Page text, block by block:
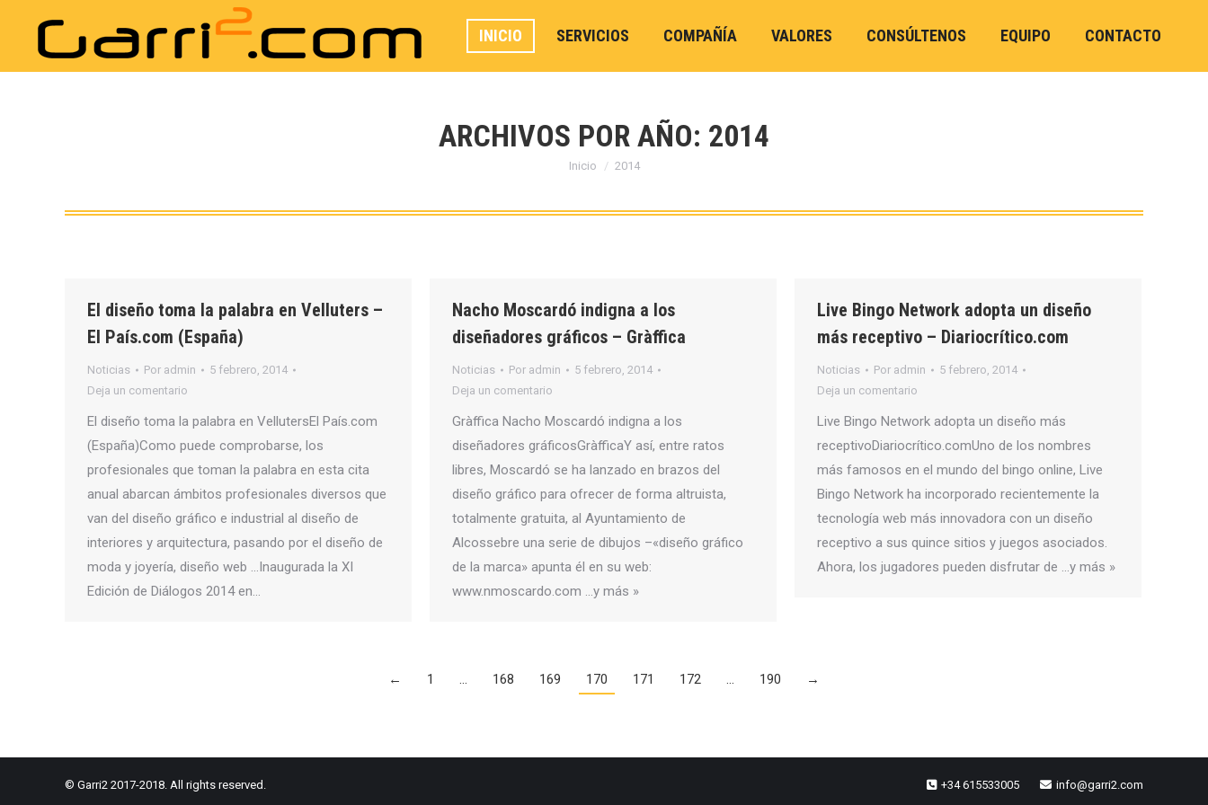
INICIO SERVICIOS COMPAÑÍA VALORES CONSÚLTENOS EQUIPO CONTACTO
ARCHIVOS POR AÑO: 2014
Estás aquí:
Inicio 2014
El diseño toma la palabra en Velluters –
El País.com (España)
Noticias Por admin
5 febrero, 2014
Deja un comentario
El diseño toma la palabra en VellutersEl País.com
(España)Como puede comprobarse, los
profesionales que toman la palabra en esta cita
anual abarcan ámbitos profesionales diversos que
van del diseño gráfico e industrial al diseño de
interiores y arquitectura, pasando por el diseño de
moda y joyería, diseño web …Inaugurada la XI
Edición de Diálogos 2014 en…
Nacho Moscardó indigna a los
diseñadores gráficos – Gràffica
Noticias Por admin
5 febrero, 2014
Deja un comentario
Gràffica Nacho Moscardó indigna a los
diseñadores gráficosGràfficaY así, entre ratos
libres, Moscardó se ha lanzado en brazos del
diseño gráfico para ofrecer de forma altruista,
totalmente gratuita, al Ayuntamiento de
Alcossebre una serie de dibujos –«diseño gráfico
de la marca» apunta él en su web:
www.nmoscardo.com …y más »
Live Bingo Network adopta un diseño
más receptivo – Diariocrítico.com
Noticias Por admin
5 febrero, 2014
Deja un comentario
Live Bingo Network adopta un diseño más
receptivoDiariocrítico.comUno de los nombres
más famosos en el mundo del bingo online, Live
Bingo Network ha incorporado recientemente la
tecnología web más innovadora con un diseño
receptivo a sus quince sitios y juegos asociados.
Ahora, los jugadores pueden disfrutar de …y más »
← 1 … 168 169 170 171 172 … 190 →
© Garri2 2017-2018. All rights reserved. +34 615533005 info@garri2.com